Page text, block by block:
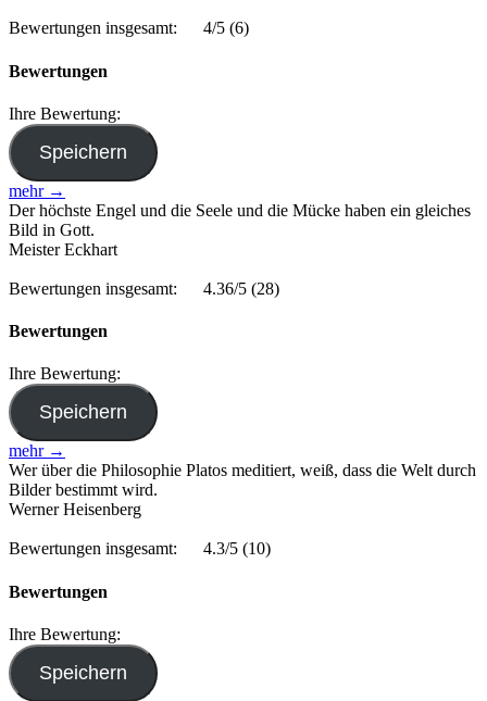
Bewertungen insgesamt: 4/5 (6)
Bewertungen
Ihre Bewertung:
mehr →
Der höchste Engel und die Seele und die Mücke haben ein gleiches
Bild in Gott.
Meister Eckhart
Bewertungen insgesamt: 4.36/5 (28)
Bewertungen
Ihre Bewertung:
mehr →
Wer über die Philosophie Platos meditiert, weiß, dass die Welt durch
Bilder bestimmt wird.
Werner Heisenberg
Bewertungen insgesamt: 4.3/5 (10)
Bewertungen
Ihre Bewertung: